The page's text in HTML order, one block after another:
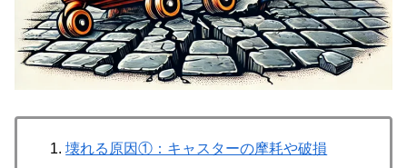
壊れる原因①：キャスターの摩耗や破損